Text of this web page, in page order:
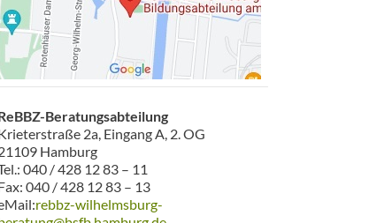
Beratungsabteilung
2a, Eingang A, 2. OG
Hamburg
040 / 428 12 83 – 11
040 / 428 12 83 – 13
rebbz-wilhelmsburg-